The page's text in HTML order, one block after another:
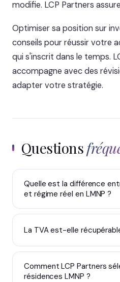
modifie. LCP Partners
Optimiser sa position sur
conseils pour réussir votre
qui s'inscrit dans le temps.
accompagne avec des
adapter votre stratégie.
Questions
Quelle est la différence
et régime réel en LMNP ?
La TVA est-elle
Comment LCP Partners
résidences LMNP ?